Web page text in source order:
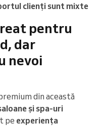
clienți sunt mixte
pentru
dar
nevoi
din această
și spa-uri
pe experiența